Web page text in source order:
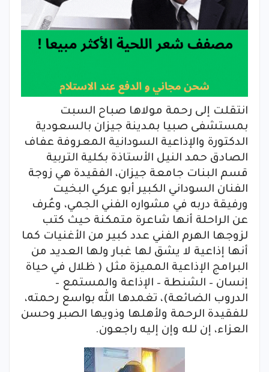
انتقلت إلى رحمة مولاها صباح السبت
بمستشفى صبيا بمدينة جيزان بالسعودية
الدكتورة والإذاعية السودانية المعروفة عفاف
الصادق حمد النيل الأستاذة بكلية التربية
قسم البنات جامعة جيزان، الفقيدة هي زوجة
الفنان السوداني الكبير أبو عركي البخيت
ورفيقة دربه في مشواره الفني الجمي، وعُرف
عن الراحلة أنها شاعرة متمكنة حيث كتب
لزوجها الهرم الفني عدد كبير من الأغنيات كما
أنها إذاعية لا يشق لها غبار ولها العديد من
البرامج الإذاعية المميزة مثل ( ظلال في حياة
إنسان – الشنطة – الإذاعة والمستمع –
الدروب الضائعة)، تغمدها الله بواسع رحمته،
للفقيدة الرحمة ولأهلها وذويها الصبر وحسن
العزاء، إن لله وإن إليه راجعون.